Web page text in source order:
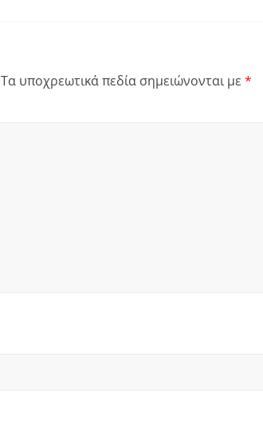
Τα υποχρεωτικά πεδία σημειώνονται με *